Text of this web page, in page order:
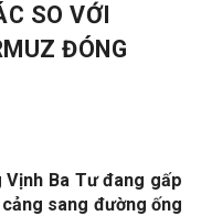
SO VỚI
ĐÓNG
Vịnh Ba Tư đang gấp
sang đường ống